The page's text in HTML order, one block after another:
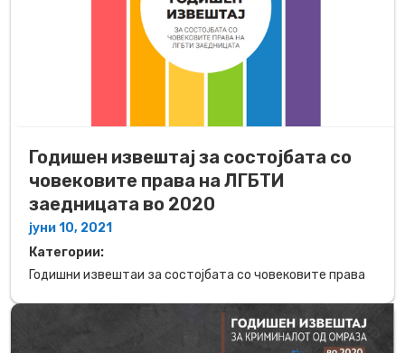
Годишен извештај за состојбата со
човековите права на ЛГБТИ
заедницата во 2020
јуни 10, 2021
Категории:
Годишни извештаи за состојбата со човековите права